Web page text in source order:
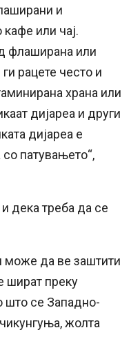
и
или чај.
флаширана или
рацете често и
храна или
дијареа и други
дијареа е
со патувањето“,
дека треба да се
може да ве заштити
шират преку
што се Западно-
жолта